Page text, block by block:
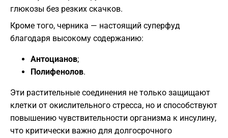
глюкозы без резких скачков.
​Кроме того, черника — настоящий суперфуд
благодаря высокому содержанию:
Антоцианов;
Полифенолов.
​Эти растительные соединения не только защищают
клетки от окислительного стресса, но и способствуют
повышению чувствительности организма к инсулину,
что критически важно для долгосрочного